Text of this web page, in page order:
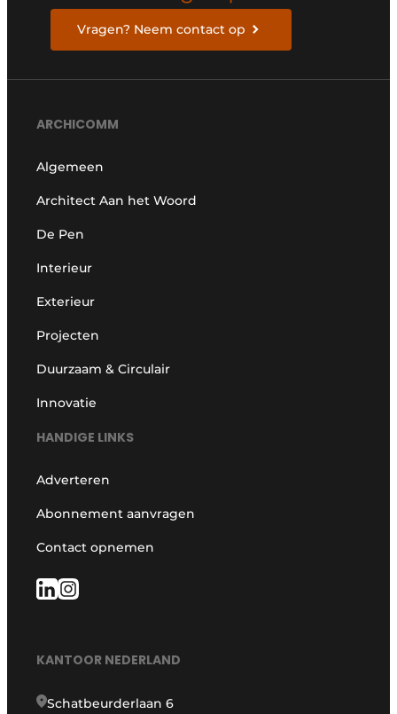
Vragen? Neem contact op
ARCHICOMM
Algemeen
Architect Aan het Woord
De Pen
Interieur
Exterieur
Projecten
Duurzaam & Circulair
Innovatie
HANDIGE LINKS
Adverteren
Abonnement aanvragen
Contact opnemen
KANTOOR NEDERLAND
Schatbeurderlaan 6